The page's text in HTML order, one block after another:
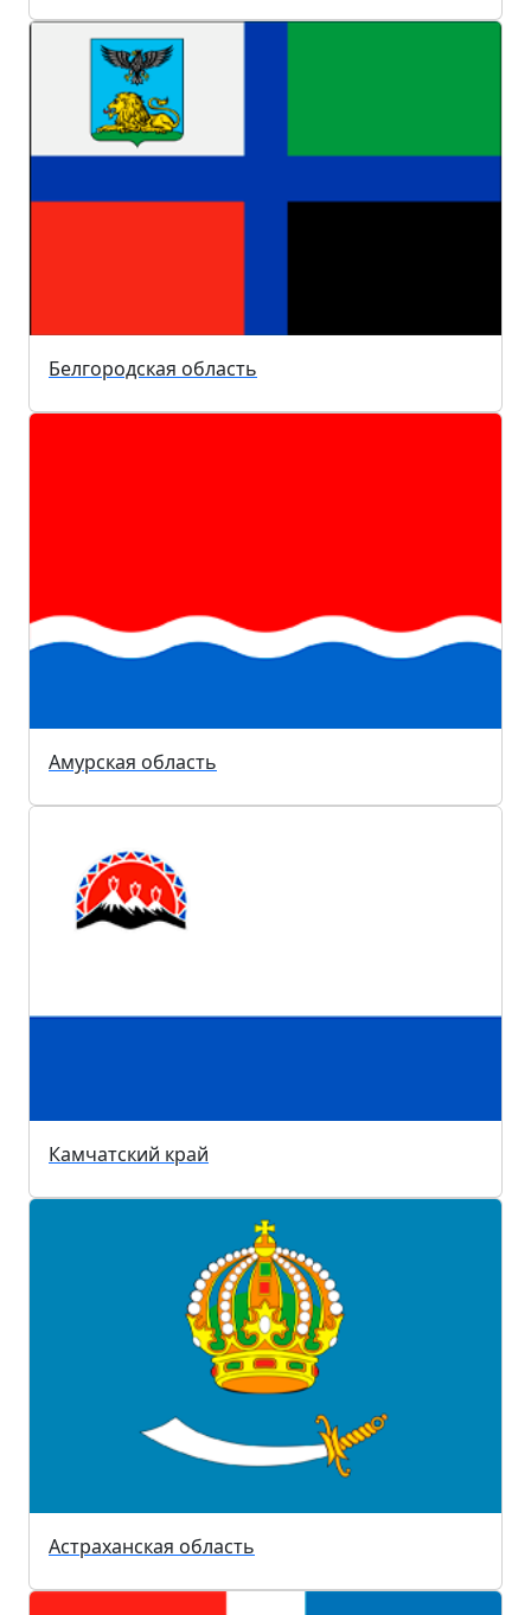
Белгородская область
Амурская область
Камчатский край
Астраханская область